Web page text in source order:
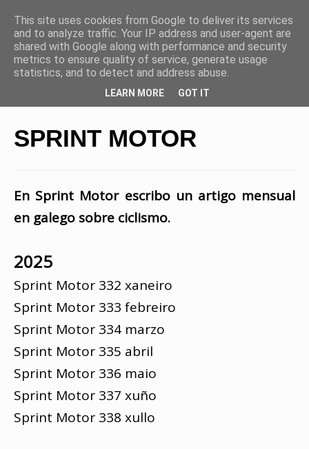
SPRINT MOTOR
En Sprint Motor escribo un artigo mensual
en galego sobre ciclismo.
2025
Sprint Motor 332 xaneiro
Sprint Motor 333 febreiro
Sprint Motor 334 marzo
Sprint Motor 335 abril
Sprint Motor 336 maio
Sprint Motor 337 xuño
Sprint Motor 338 xullo
This site uses cookies from Google to deliver its services
and to analyze traffic. Your IP address and user-agent are
shared with Google along with performance and security
metrics to ensure quality of service, generate usage
statistics, and to detect and address abuse.
LEARN MORE GOT IT